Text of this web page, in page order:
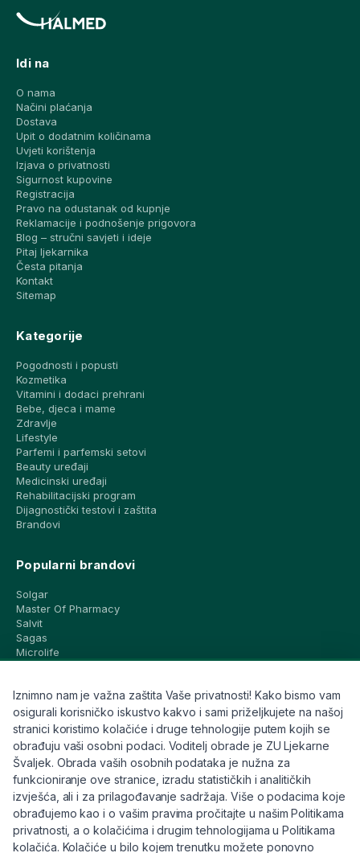
Idi na
O nama
Načini plaćanja
Dostava
Upit o dodatnim količinama
Uvjeti korištenja
Izjava o privatnosti
Sigurnost kupovine
Registracija
Pravo na odustanak od kupnje
Reklamacije i podnošenje prigovora
Blog – stručni savjeti i ideje
Pitaj ljekarnika
Česta pitanja
Kontakt
Sitemap
Kategorije
Pogodnosti i popusti
Kozmetika
Vitamini i dodaci prehrani
Bebe, djeca i mame
Zdravlje
Lifestyle
Parfemi i parfemski setovi
Beauty uređaji
Medicinski uređaji
Rehabilitacijski program
Dijagnostički testovi i zaštita
Brandovi
Popularni brandovi
Solgar
Master Of Pharmacy
Salvit
Sagas
Microlife
CeraVe
Eucerin
Avene
Bioderma
Svi brandovi
Info
Trebate pomoć ili imate pitanja?
+385 91 6191 901
Iznimno nam je važna zaštita Vaše privatnosti! Kako bismo vam
osigurali korisničko iskustvo kakvo i sami priželjkujete na našoj
stranici koristimo kolačiće i druge tehnologije putem kojih se
obrađuju vaši osobni podaci. Voditelj obrade je ZU Ljekarne
Švaljek. Obrada vaših osobnih podataka je nužna za
funkcioniranje ove stranice, izradu statističkih i analitičkih
izvješća, ali i za prilagođavanje sadržaja. Više o podacima koje
obrađujemo kao i o vašim pravima pročitajte u našim Politikama
privatnosti, a o kolačićima i drugim tehnologijama u Politikama
kolačića. Kolačiće u bilo kojem trenutku možete ponovno